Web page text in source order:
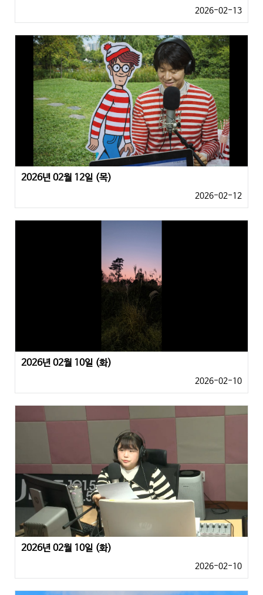
2026-02-13
2026년 02월 12일 (목)
2026-02-12
2026년 02월 10일 (화)
2026-02-10
2026년 02월 10일 (화)
2026-02-10